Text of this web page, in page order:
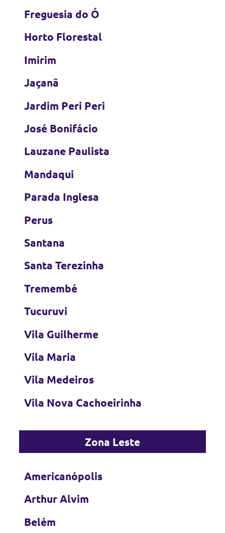
Freguesia do Ó
Horto Florestal
Imirim
Jaçanã
Jardim Peri Peri
José Bonifácio
Lauzane Paulista
Mandaqui
Parada Inglesa
Perus
Santana
Santa Terezinha
Tremembé
Tucuruvi
Vila Guilherme
Vila Maria
Vila Medeiros
Vila Nova Cachoeirinha
Zona Leste
Americanópolis
Arthur Alvim
Belém